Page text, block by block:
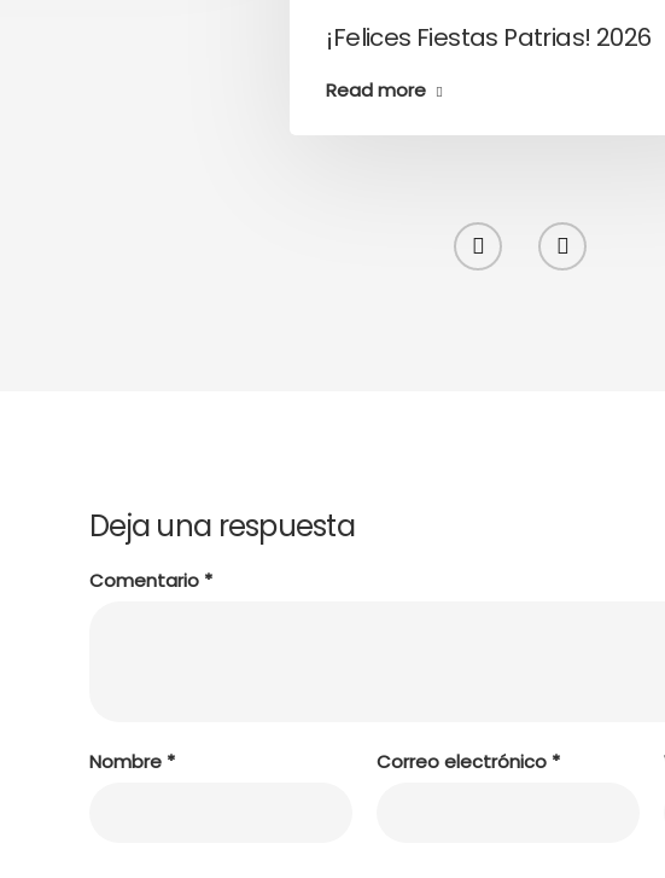
¡Felices Fiestas Patrias! 2026
Read more
Deja una respuesta
Comentario *
Nombre * Correo electrónico *